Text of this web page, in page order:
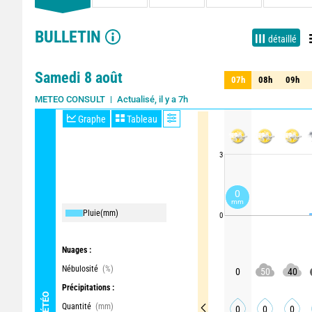
BULLETIN détaillé
Samedi 8 août
METEO CONSULT Actualisé, il y a 7h
MÉTÉO
Graphe Tableau
Pluie(mm)
Nuages :
Nébulosité (%)
Précipitations :
Quantité (mm)
3
0
07h 08h 09h
07h 08h 09h
0 50 40
0 0 0
0
mm